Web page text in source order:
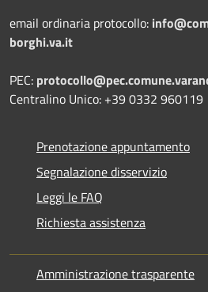
email ordinaria protocollo:
borghi.va.it
PEC:
Centralino Unico: +39 0332 960119
Prenotazione appuntamento
Segnalazione disservizio
Leggi le FAQ
Richiesta assistenza
Amministrazione trasparente